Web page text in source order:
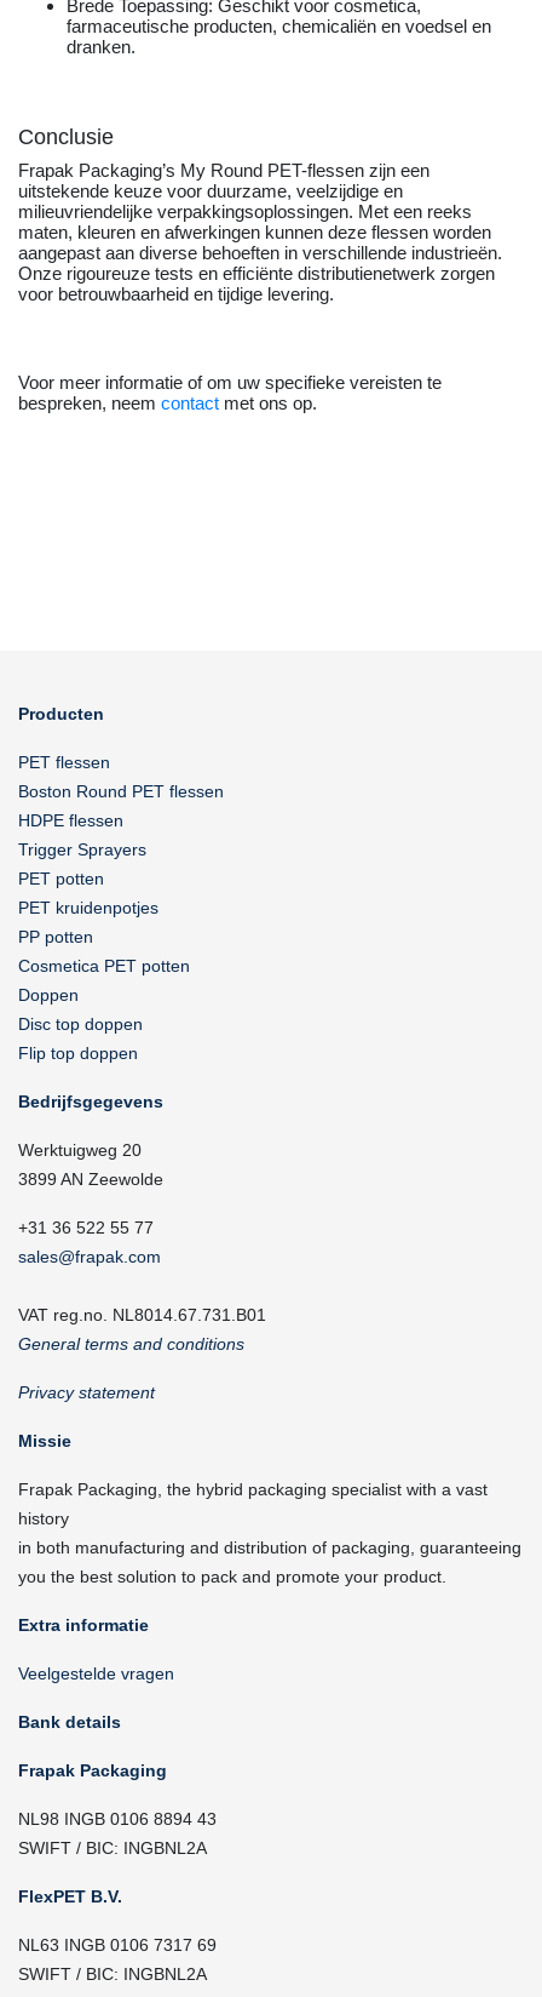
Brede Toepassing: Geschikt voor cosmetica,
farmaceutische producten, chemicaliën en voedsel en
dranken.
Conclusie
Frapak Packaging’s My Round PET-flessen zijn een
uitstekende keuze voor duurzame, veelzijdige en
milieuvriendelijke verpakkingsoplossingen. Met een reeks
maten, kleuren en afwerkingen kunnen deze flessen worden
aangepast aan diverse behoeften in verschillende industrieën.
Onze rigoureuze tests en efficiënte distributienetwerk zorgen
voor betrouwbaarheid en tijdige levering.
Voor meer informatie of om uw specifieke vereisten te
bespreken, neem contact met ons op.
Producten
PET flessen
Boston Round PET flessen
HDPE flessen
Trigger Sprayers
PET potten
PET kruidenpotjes
PP potten
Cosmetica PET potten
Doppen
Disc top doppen
Flip top doppen
Bedrijfsgegevens
Werktuigweg 20
3899 AN Zeewolde
+31 36 522 55 77
sales@frapak.com
VAT reg.no. NL8014.67.731.B01
General terms and conditions
Privacy statement
Missie
Frapak Packaging, the hybrid packaging specialist with a vast
history
in both manufacturing and distribution of packaging, guaranteeing
you the best solution to pack and promote your product.
Extra informatie
Veelgestelde vragen
Bank details
Frapak Packaging
NL98 INGB 0106 8894 43
SWIFT / BIC: INGBNL2A
FlexPET B.V.
NL63 INGB 0106 7317 69
SWIFT / BIC: INGBNL2A